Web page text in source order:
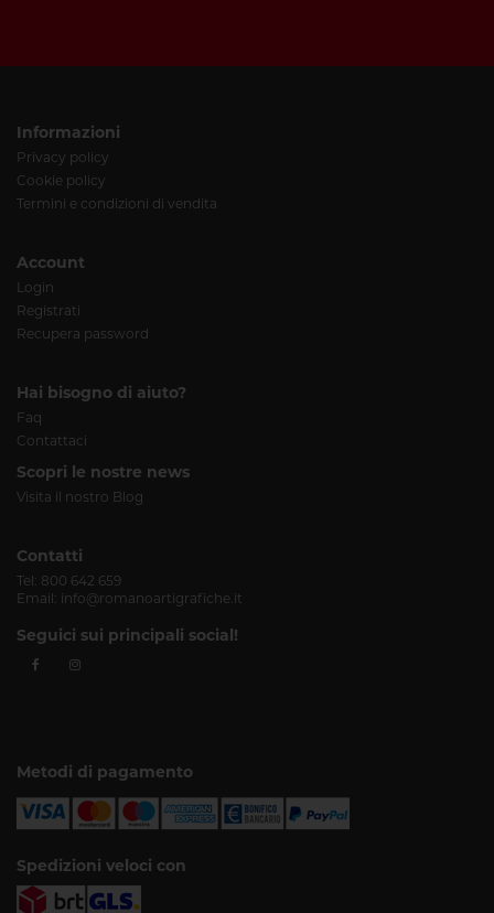
Informazioni
Privacy policy
Cookie policy
Termini e condizioni di vendita
Account
Login
Registrati
Recupera password
Hai bisogno di aiuto?
Faq
Contattaci
Scopri le nostre news
Visita il nostro Blog
Contatti
Tel: 800 642 659
Email: info@romanoartigrafiche.it
Seguici sui principali social!
Metodi di pagamento
Spedizioni veloci con